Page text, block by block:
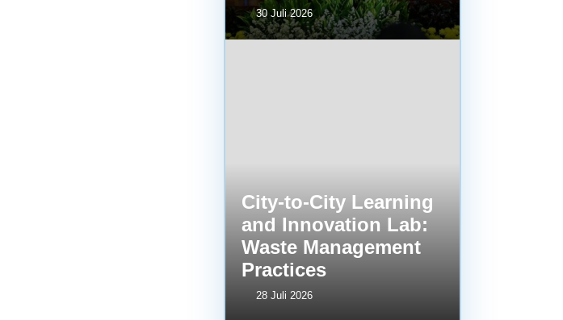
30 Juli 2026
City-to-City Learning
and Innovation Lab:
Waste Management
Practices
28 Juli 2026